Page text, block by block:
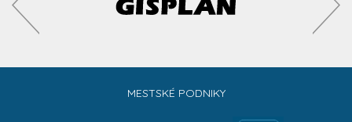
MESTSKÉ PODNIKY